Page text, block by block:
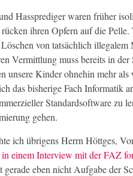
Hassprediger waren früher
ihren Opfern auf die
von tatsächlich
Vermittlung muss bereits in
unsere Kinder ohnehin mehr
das bisherige Fach Informatik
Standardsoftware zu
gehen.
ich übrigens Herrn Höttges,
in einem Interview mit der FAZ
eben nicht Aufgabe der